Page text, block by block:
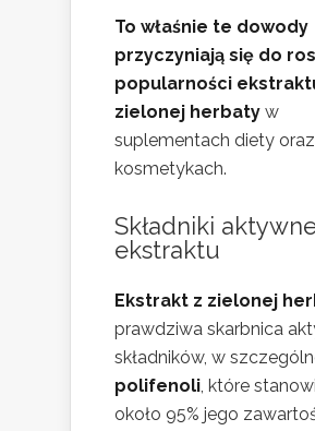
To właśnie te dowody
przyczyniają się do
popularności
zielonej herbaty w
suplementach diety oraz
kosmetykach.
Składniki
ekstraktu
Ekstrakt z zielonej
prawdziwa skarbnica
składników, w
polifenoli, które
około 95% jego